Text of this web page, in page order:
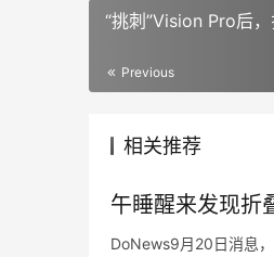
“挑刺”Vision Pro后
Previous
相关推荐
午睡醒来发现折
DoNews9月20日消息